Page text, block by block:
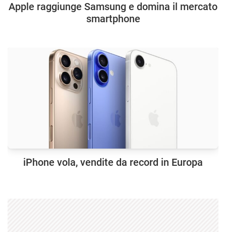
Apple raggiunge Samsung e domina il mercato
smartphone
iPhone vola, vendite da record in Europa